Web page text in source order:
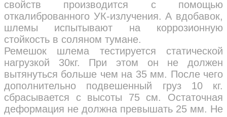
свойств производится с помощью
откалиброванного УК-излучения. А вдобавок,
шлемы испытывают на коррозионную
стойкость в соляном тумане.
Ремешок шлема тестируется статической
нагрузкой 30кг. При этом он не должен
вытянуться больше чем на 35 мм. После чего
дополнительно подвешенный груз 10 кг.
сбрасывается с высоты 75 см. Остаточная
деформация не должна превышать 25 мм. Не